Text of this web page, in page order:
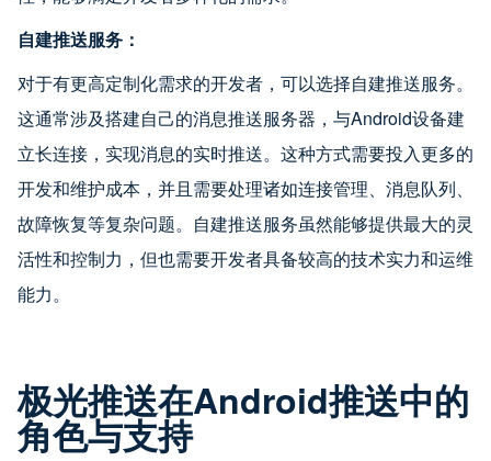
自建推送服务：
对于有更高定制化需求的开发者，可以选择自建推送服务。
这通常涉及搭建自己的消息推送服务器，与Android设备建
立长连接，实现消息的实时推送。这种方式需要投入更多的
开发和维护成本，并且需要处理诸如连接管理、消息队列、
故障恢复等复杂问题。自建推送服务虽然能够提供最大的灵
活性和控制力，但也需要开发者具备较高的技术实力和运维
能力。
极光推送在Android推送中的
角色与支持